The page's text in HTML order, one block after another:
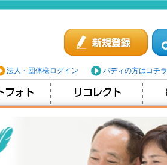
法人・団体様ログイン バディの方はコチラ